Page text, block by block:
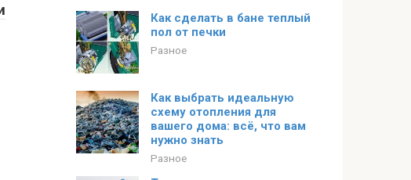
Как сделать в бане теплый
пол от печки
Разное
Как выбрать идеальную
схему отопления для
вашего дома: всё, что вам
нужно знать
Разное